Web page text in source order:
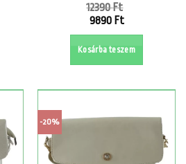
12390Ft
Original
12390 Ft.
9890 Ft
Current
price
is:
9890 Ft.
Kosárba teszem
-20%